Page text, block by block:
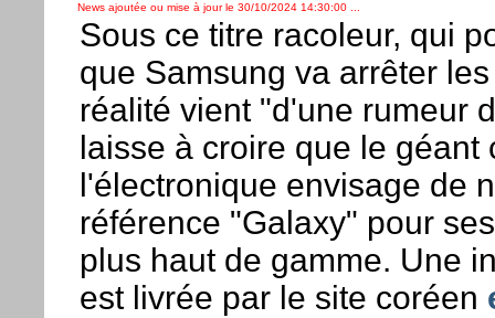
News ajoutée ou mise à jour le 30/10/2024 14:30:00 ...
Sous ce titre racoleur, qui
que Samsung va arrêter
réalité vient "d'une rumeur
laisse à croire que le géant
l'électronique envisage de
référence "Galaxy" pour
plus haut de gamme. Une
est livrée par le site coréen